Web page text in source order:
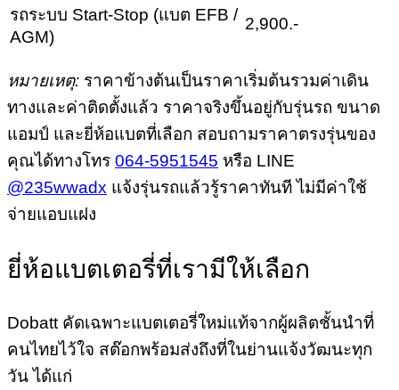
รถระบบ Start-Stop (แบต EFB /
AGM)
2,900.-
หมายเหตุ: ราคาข้างต้นเป็นราคาเริ่มต้นรวมค่าเดิน
ทางและค่าติดตั้งแล้ว ราคาจริงขึ้นอยู่กับรุ่นรถ ขนาด
แอมป์ และยี่ห้อแบตที่เลือก สอบถามราคาตรงรุ่นของ
คุณได้ทางโทร 064-5951545 หรือ LINE
@235wwadx แจ้งรุ่นรถแล้วรู้ราคาทันที ไม่มีค่าใช้
จ่ายแอบแฝง
ยี่ห้อแบตเตอรี่ที่เรามีให้เลือก
Dobatt คัดเฉพาะแบตเตอรี่ใหม่แท้จากผู้ผลิตชั้นนำที่
คนไทยไว้ใจ สต๊อกพร้อมส่งถึงที่ในย่านแจ้งวัฒนะทุก
วัน ได้แก่